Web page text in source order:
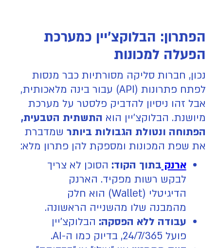
הפתרון: הבלוקצ'יין כמערכת
הפעלה למכונות
נכון, חברות סליקה מסורתיות כבר מנסות
לפתח פתרונות (API) עבור בינה מלאכותית,
אבל זהו ניסיון להדביק פלסטר על מערכת
מיושנת. הבלוקצ'יין הוא התשתית הטבעית,
הפתוחה ונטולת הגבולות ביותר שמדברת
את שפת המכונות ומספקת להן פתרון מלא:
ארנק בתוך הקוד: הסוכן לא צריך
לבקש רשות מפקיד. הארנק
הדיגיטלי (Wallet) הוא חלק
מהמבנה שלו מהשנייה הראשונה.
עבודה ללא הפסקה: הבלוקצ'יין
פועל 24/7/365, בדיוק כמו ה-AI.